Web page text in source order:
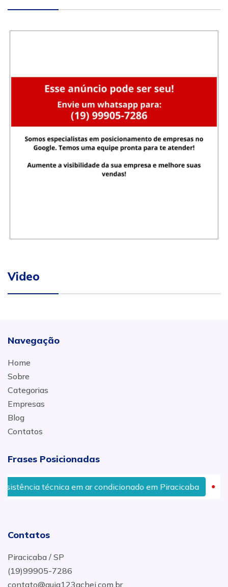
Video
Navegação
Home
Sobre
Categorias
Empresas
Blog
Contatos
Frases Posicionadas
técnica em ar condicionado em Piracicaba
Contatos
Piracicaba / SP
(19)99905-7286
contato@guia123achei.com.br